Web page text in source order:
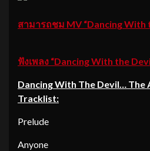
สามารถชม MV “Dancing With
ฟังเพลง “Dancing With the
Dancing With The Devil…
Tracklist:
Prelude
Anyone